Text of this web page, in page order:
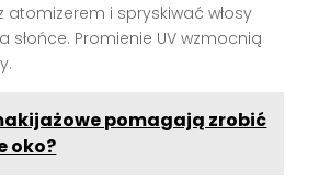
atomizerem i spryskiwać włosy
słońce. Promienie UV wzmocnią
pomagają zrobić
oko?